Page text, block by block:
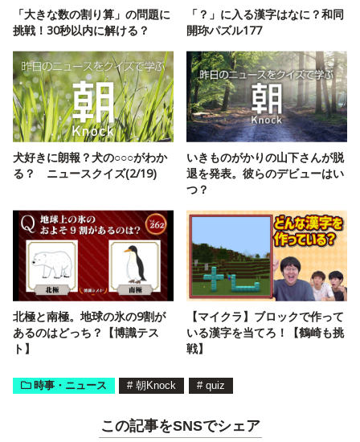
「大きな数の割り算」の問題に
挑戦！30秒以内に解ける？
「？」に入る漢字はなに？和同
開珎パズル177
犬好きに朗報？犬の○○○がわか
る？ ニュースクイズ(2/19)
いきものがかりの山下さんが脱
退を発表。彼らのデビューはい
つ？
北極と南極。地球の氷の9割が
あるのはどっち？【博識テス
ト】
【マイクラ】ブロックで作って
いる漢字を当てろ！【鶴崎も挑
戦】
時事・ニュース # 朝Knock # quiz
この記事をSNSでシェア